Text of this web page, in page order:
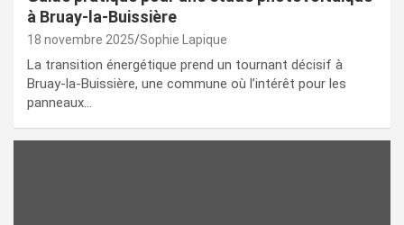
à Bruay-la-Buissière
18 novembre 2025 Sophie Lapique
La transition énergétique prend un tournant décisif à
Bruay-la-Buissière, une commune où l’intérêt pour les
panneaux…